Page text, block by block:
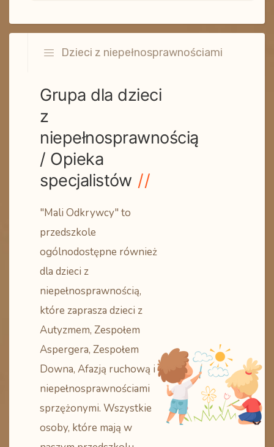
Dzieci z niepełnosprawnościami
Grupa dla dzieci
z
niepełnosprawnością
/ Opieka
specjalistów
"Mali Odkrywcy" to
przedszkole
ogólnodostępne również
dla dzieci z
niepełnosprawnością,
które zaprasza dzieci z
Autyzmem, Zespołem
Aspergera, Zespołem
Downa, Afazją ruchową i
niepełnosprawnościami
sprzężonymi. Wszystkie
osoby, które mają w